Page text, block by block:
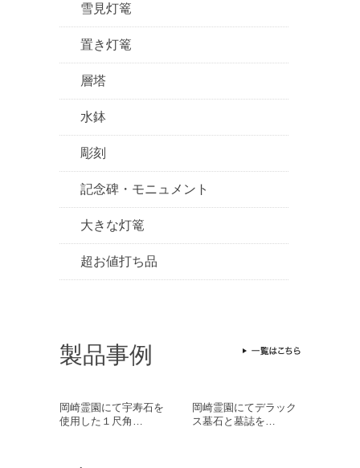
雪見灯篭
置き灯篭
層塔
水鉢
彫刻
記念碑・モニュメント
大きな灯篭
超お値打ち品
製品事例
岡崎霊園にて宇寿石を
使用した１尺角…
岡崎霊園にてデラック
ス墓石と墓誌を…